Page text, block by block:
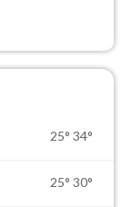
25° 34°
25° 30°